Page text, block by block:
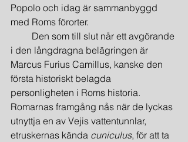
Popolo och idag är sammanbyggd
med Roms förorter.
Den som till slut når ett avgörande
i den långdragna belägringen är
Marcus Furius Camillus, kanske den
första historiskt belagda
personligheten i Roms historia.
Romarnas framgång nås när de lyckas
utnyttja en av Vejis vattentunnlar,
etruskernas kända cuniculus, för att ta